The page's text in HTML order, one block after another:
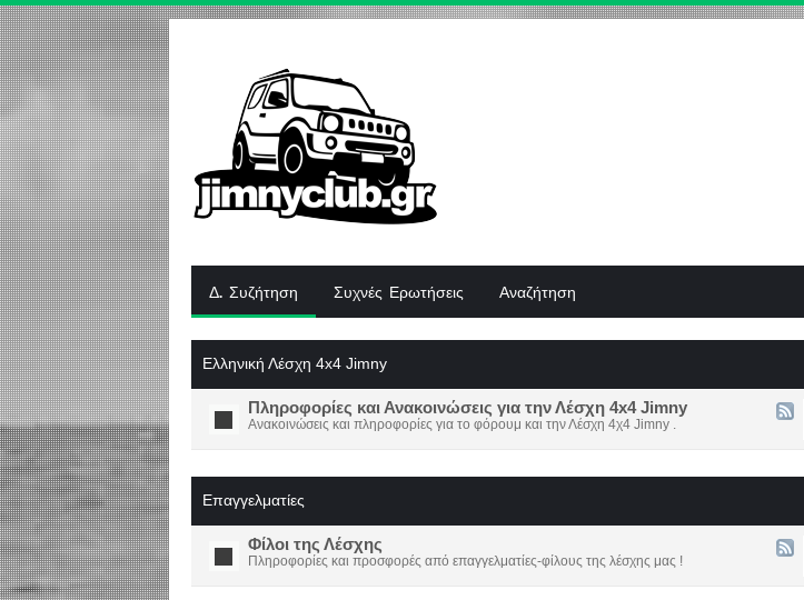
Δ. Συζήτηση Συχνές Ερωτήσεις Αναζήτηση
Ελληνική Λέσχη 4x4 Jimny
Πληροφορίες και Ανακοινώσεις για την Λέσχη 4x4 Jimny
Ανακοινώσεις και πληροφορίες για το φόρουμ και την Λέσχη 4χ4 Jimny .
Επαγγελματίες
Φίλοι της Λέσχης
Πληροφορίες και προσφορές από επαγγελματίες-φίλους της λέσχης μας !